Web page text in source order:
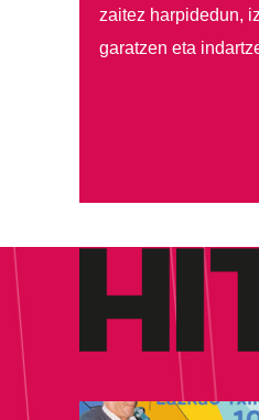
zaitez harpidedun,
garatzen eta